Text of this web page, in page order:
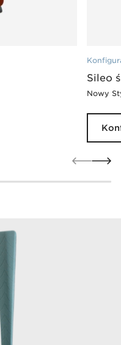
Sileo
Nowy